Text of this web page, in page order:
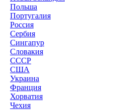
Польша
Португалия
Россия
Сербия
Сингапур
Словакия
СССР
США
Украина
Франция
Хорватия
Чехия